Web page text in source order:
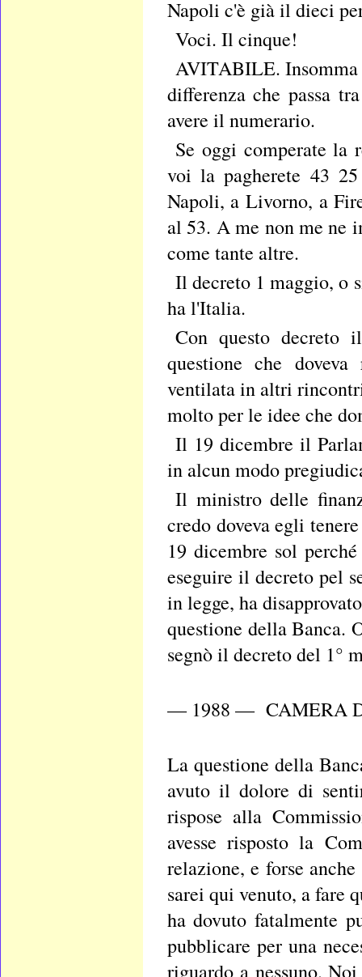
Napoli c'è già il dieci
Voci. Il cinque!
AVITABILE. Insomma
differenza che passa
avere il numerario.
Se oggi comperate la
voi la pagherete 43
Napoli, a Livorno, a
al 53. A me non me ne
come tante altre.
Il decreto 1 maggio, o
ha l'Italia.
Con questo decreto
questione che
ventilata in altri
molto per le idee che
Il 19 dicembre il
in alcun modo
Il ministro delle
credo doveva egli
19 dicembre sol
eseguire il decreto pel
in legge, ha
questione della Banca.
segnò il decreto del 1°
— 1988 — CAMERA
La questione della
avuto il dolore di
rispose alla
avesse risposto la
relazione, e forse
sarei qui venuto, a fare
ha dovuto fatalmente
pubblicare per una
riguardo a nessuno.